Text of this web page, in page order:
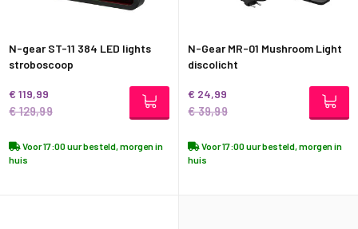
N-gear ST-11 384 LED lights
stroboscoop
€ 119,99
€ 129,99
Voor 17:00 uur besteld, morgen in
huis
N-Gear MR-01 Mushroom Light
discolicht
€ 24,99
€ 39,99
Voor 17:00 uur besteld, morgen in
huis